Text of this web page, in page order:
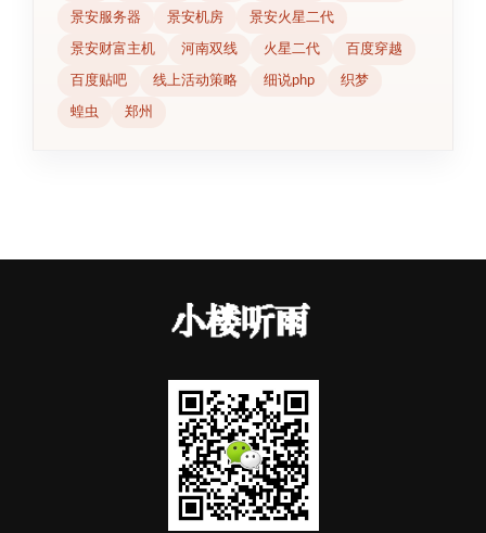
景安服务器 景安机房 景安火星二代
景安财富主机 河南双线 火星二代 百度穿越
百度贴吧 线上活动策略 细说php 织梦
蝗虫 郑州